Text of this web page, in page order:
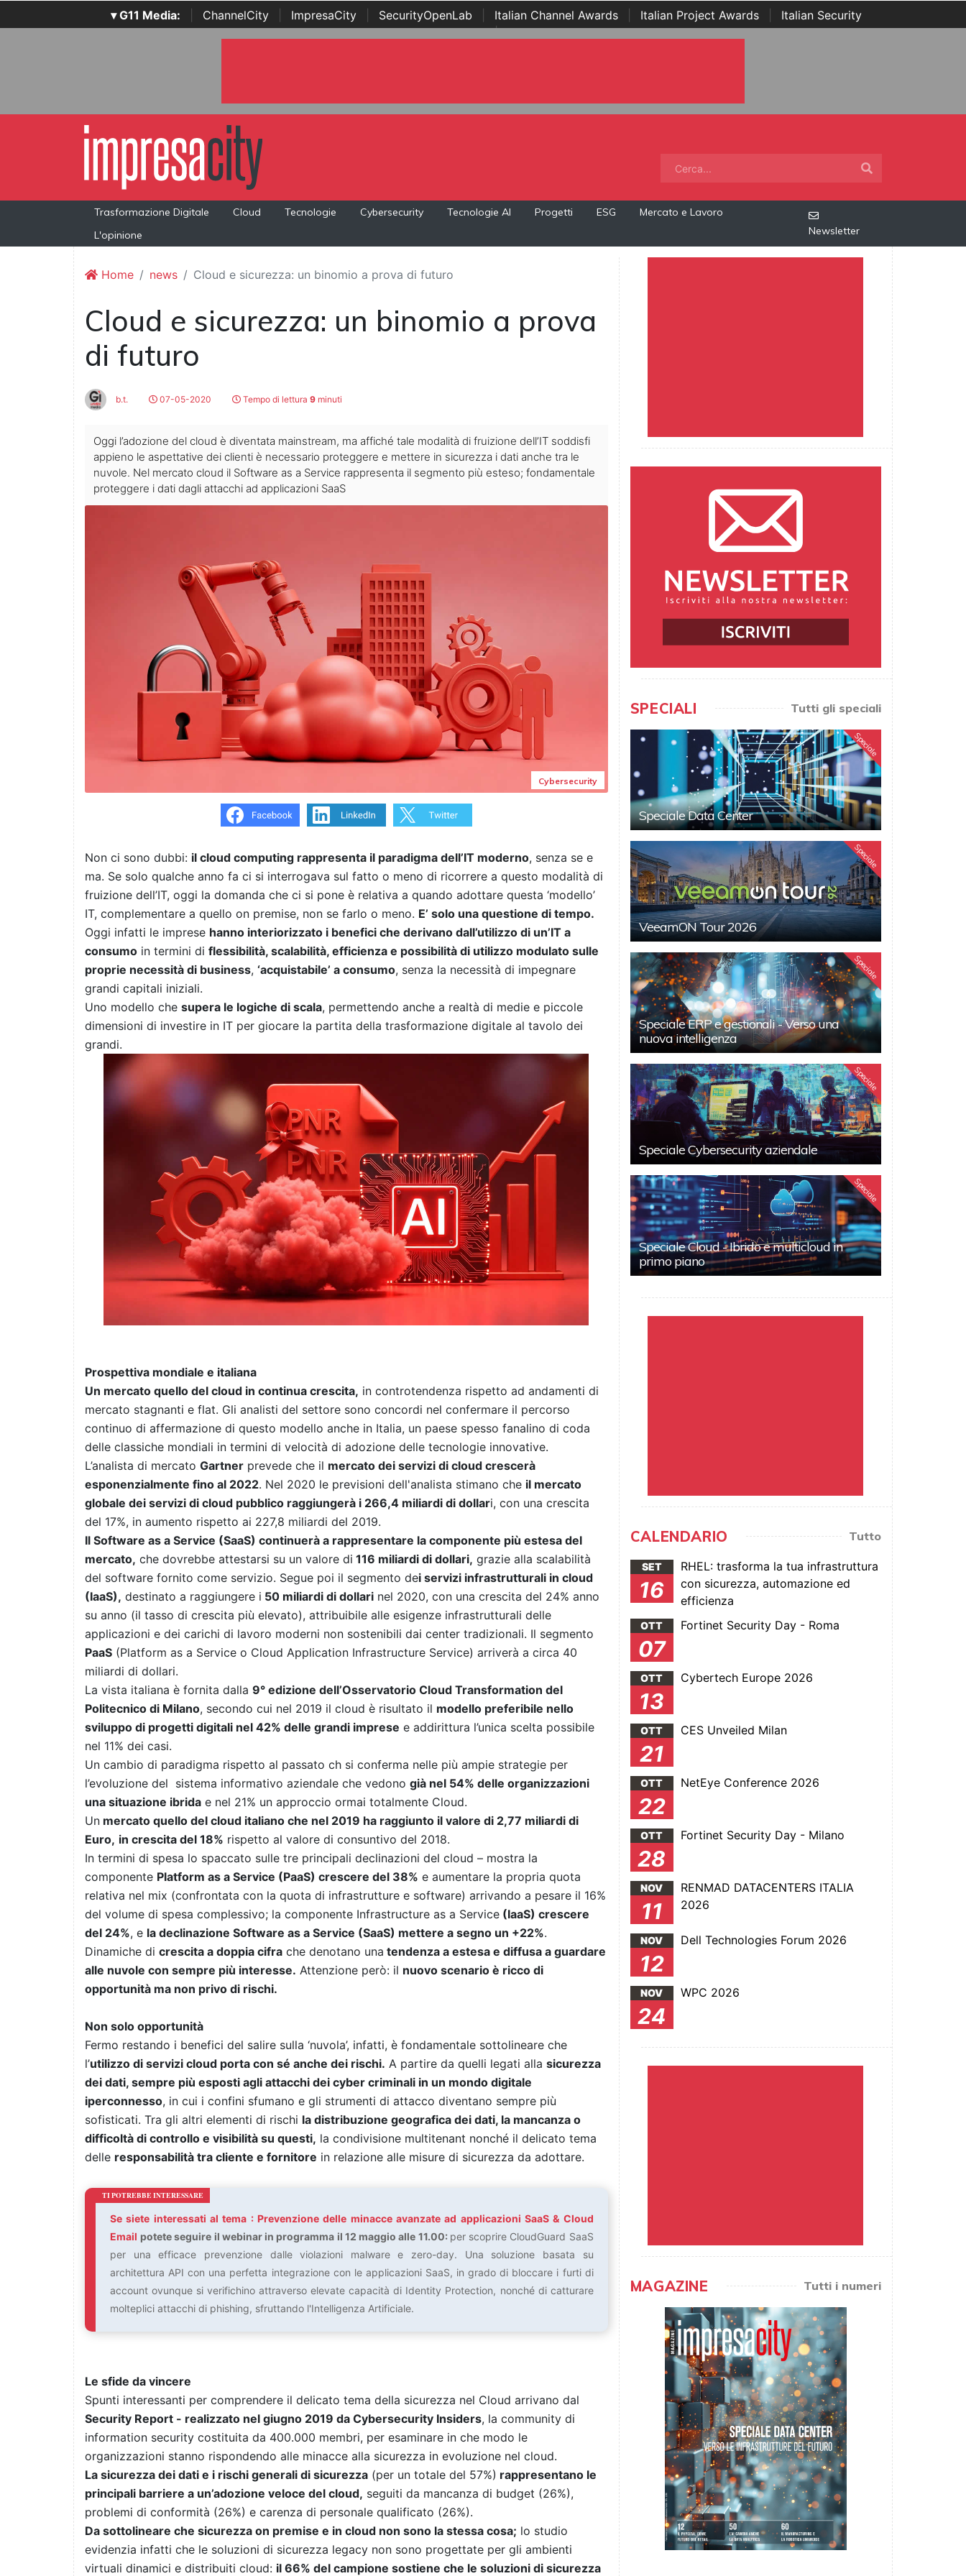
▾ G11 Media: ChannelCity ImpresaCity SecurityOpenLab Italian Channel Awards Italian Project Awards
Italian Security
Awards | ...
Trasformazione Digitale Cloud Tecnologie Cybersecurity Tecnologie AI Progetti ESG
Mercato e Lavoro
L'opinione
Newsletter
Home news Cloud e sicurezza: un binomio a prova di futuro
Cloud e sicurezza: un binomio a prova
di futuro
b.t. 07-05-2020 Tempo di lettura 9 minuti
Oggi l’adozione del cloud è diventata mainstream, ma affiché tale modalità di fruizione dell’IT soddisfi
appieno le aspettative dei clienti è necessario proteggere e mettere in sicurezza i dati anche tra le
nuvole. Nel mercato cloud il Software as a Service rappresenta il segmento più esteso; fondamentale
proteggere i dati dagli attacchi ad applicazioni SaaS
Cybersecurity
Non ci sono dubbi: il cloud computing rappresenta il paradigma dell’IT moderno, senza se e
ma. Se solo qualche anno fa ci si interrogava sul fatto o meno di ricorrere a questo modalità di
fruizione dell’IT, oggi la domanda che ci si pone è relativa a quando adottare questa ‘modello’
IT, complementare a quello on premise, non se farlo o meno. E’ solo una questione di tempo.
Oggi infatti le imprese hanno interiorizzato i benefici che derivano dall’utilizzo di un’IT a
consumo in termini di flessibilità, scalabilità, efficienza e possibilità di utilizzo modulato sulle
proprie necessità di business, ‘acquistabile’ a consumo, senza la necessità di impegnare
grandi capitali iniziali.
Uno modello che supera le logiche di scala, permettendo anche a realtà di medie e piccole
dimensioni di investire in IT per giocare la partita della trasformazione digitale al tavolo dei
grandi.
Prospettiva mondiale e italiana
Un mercato quello del cloud in continua crescita, in controtendenza rispetto ad andamenti di
mercato stagnanti e flat. Gli analisti del settore sono concordi nel confermare il percorso
continuo di affermazione di questo modello anche in Italia, un paese spesso fanalino di coda
delle classiche mondiali in termini di velocità di adozione delle tecnologie innovative.
L’analista di mercato Gartner prevede che il mercato dei servizi di cloud crescerà
esponenzialmente fino al 2022. Nel 2020 le previsioni dell'analista stimano che il mercato
globale dei servizi di cloud pubblico raggiungerà i 266,4 miliardi di dollari, con una crescita
del 17%, in aumento rispetto ai 227,8 miliardi del 2019.
Il Software as a Service (SaaS) continuerà a rappresentare la componente più estesa del
mercato, che dovrebbe attestarsi su un valore di 116 miliardi di dollari, grazie alla scalabilità
del software fornito come servizio. Segue poi il segmento dei servizi infrastrutturali in cloud
(IaaS), destinato a raggiungere i 50 miliardi di dollari nel 2020, con una crescita del 24% anno
su anno (il tasso di crescita più elevato), attribuibile alle esigenze infrastrutturali delle
applicazioni e dei carichi di lavoro moderni non sostenibili dai center tradizionali. Il segmento
PaaS (Platform as a Service o Cloud Application Infrastructure Service) arriverà a circa 40
miliardi di dollari.
La vista italiana è fornita dalla 9° edizione dell’Osservatorio Cloud Transformation del
Politecnico di Milano, secondo cui nel 2019 il cloud è risultato il modello preferibile nello
sviluppo di progetti digitali nel 42% delle grandi imprese e addirittura l’unica scelta possibile
nel 11% dei casi.
Un cambio di paradigma rispetto al passato ch si conferma nelle più ampie strategie per
l’evoluzione del sistema informativo aziendale che vedono già nel 54% delle organizzazioni
una situazione ibrida e nel 21% un approccio ormai totalmente Cloud.
Un mercato quello del cloud italiano che nel 2019 ha raggiunto il valore di 2,77 miliardi di
Euro, in crescita del 18% rispetto al valore di consuntivo del 2018.
In termini di spesa lo spaccato sulle tre principali declinazioni del cloud – mostra la
componente Platform as a Service (PaaS) crescere del 38% e aumentare la propria quota
relativa nel mix (confrontata con la quota di infrastrutture e software) arrivando a pesare il 16%
del volume di spesa complessivo; la componente Infrastructure as a Service (IaaS) crescere
del 24%, e la declinazione Software as a Service (SaaS) mettere a segno un +22%.
Dinamiche di crescita a doppia cifra che denotano una tendenza a estesa e diffusa a guardare
alle nuvole con sempre più interesse. Attenzione però: il nuovo scenario è ricco di
opportunità ma non privo di rischi.
Non solo opportunità
Fermo restando i benefici del salire sulla ‘nuvola’, infatti, è fondamentale sottolineare che
l’utilizzo di servizi cloud porta con sé anche dei rischi. A partire da quelli legati alla sicurezza
dei dati, sempre più esposti agli attacchi dei cyber criminali in un mondo digitale
iperconnesso, in cui i confini sfumano e gli strumenti di attacco diventano sempre più
sofisticati. Tra gli altri elementi di rischi la distribuzione geografica dei dati, la mancanza o
difficoltà di controllo e visibilità su questi, la condivisione multitenant nonché il delicato tema
delle responsabilità tra cliente e fornitore in relazione alle misure di sicurezza da adottare.
Se siete interessati al tema : Prevenzione delle minacce avanzate ad applicazioni SaaS & Cloud
Email potete seguire il webinar in programma il 12 maggio alle 11.00: per scoprire CloudGuard SaaS
per una efficace prevenzione dalle violazioni malware e zero-day. Una soluzione basata su
architettura API con una perfetta integrazione con le applicazioni SaaS, in grado di bloccare i furti di
account ovunque si verifichino attraverso elevate capacità di Identity Protection, nonché di catturare
molteplici attacchi di phishing, sfruttando l'Intelligenza Artificiale.
Le sfide da vincere
Spunti interessanti per comprendere il delicato tema della sicurezza nel Cloud arrivano dal
Security Report - realizzato nel giugno 2019 da Cybersecurity Insiders, la community di
information security costituita da 400.000 membri, per esaminare in che modo le
organizzazioni stanno rispondendo alle minacce alla sicurezza in evoluzione nel cloud.
La sicurezza dei dati e i rischi generali di sicurezza (per un totale del 57%) rappresentano le
principali barriere a un’adozione veloce del cloud, seguiti da mancanza di budget (26%),
problemi di conformità (26%) e carenza di personale qualificato (26%).
Da sottolineare che sicurezza on premise e in cloud non sono la stessa cosa; lo studio
evidenzia infatti che le soluzioni di sicurezza legacy non sono progettate per gli ambienti
virtuali dinamici e distribuiti cloud: il 66% del campione sostiene che le soluzioni di sicurezza
SPECIALI Tutti gli speciali
Speciale
Speciale Data Center
Speciale
VeeamON Tour 2026
Speciale
Speciale ERP e gestionali - Verso una
nuova intelligenza
Speciale
Speciale Cybersecurity aziendale
Speciale
Speciale Cloud - Ibrido e multicloud in
primo piano
CALENDARIO Tutto
SET
16
RHEL: trasforma la tua infrastruttura
con sicurezza, automazione ed
efficienza
OTT
07
Fortinet Security Day - Roma
OTT
13
Cybertech Europe 2026
OTT
21
CES Unveiled Milan
OTT
22
NetEye Conference 2026
OTT
28
Fortinet Security Day - Milano
NOV
11
RENMAD DATACENTERS ITALIA
2026
NOV
12
Dell Technologies Forum 2026
NOV
24
WPC 2026
MAGAZINE Tutti i numeri